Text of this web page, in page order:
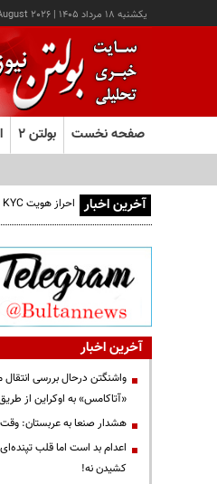
يکشنبه ۱۸ مرداد ۱۴۰۵ |
2026
صفحه نخست بولتن ۲
آخرین اخبار احراز هویت KYC در ایران وارد مرحله تازه ای شد
آخرین اخبار
واشنگتن درحال بررسی
«آتاکامس» به اوکراین از
هشدار صنعا به عربستان:
اعدام بد است اما قلب
کشیدن نه!